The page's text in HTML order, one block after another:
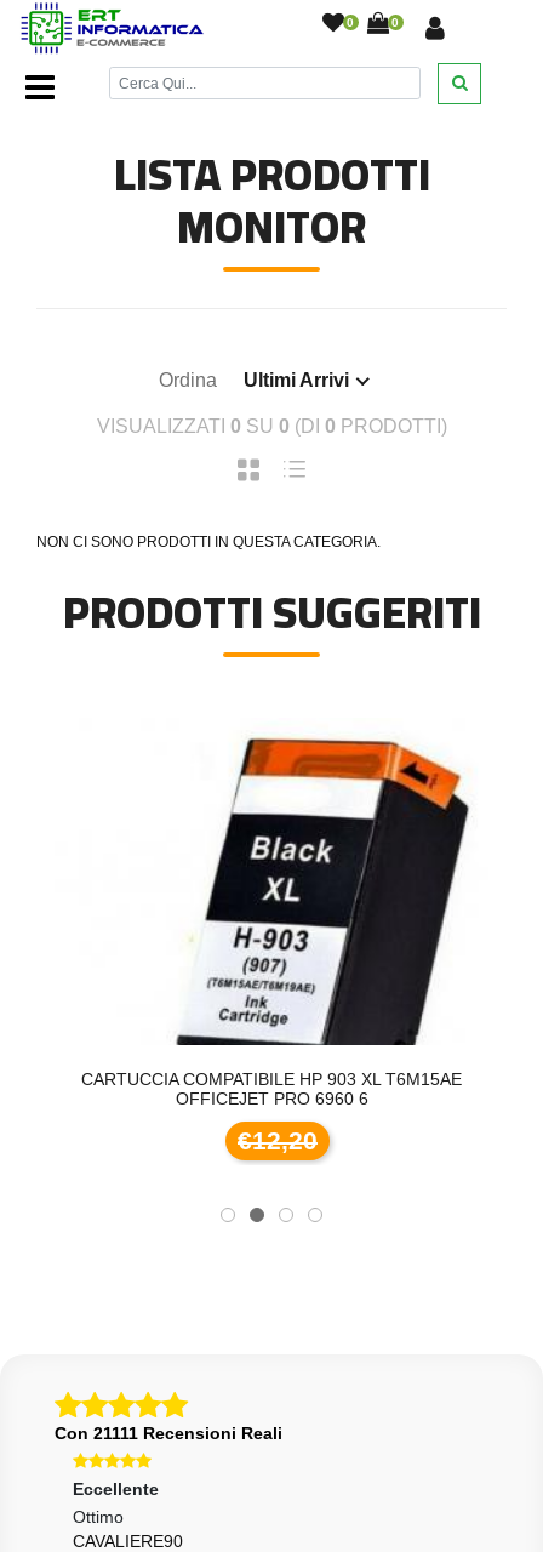
0 0
Home Page/Ricondizionati/Monitor/
LISTA PRODOTTI
MONITOR
Ordina Ultimi Arrivi
VISUALIZZATI 0 SU 0 (DI 0 PRODOTTI)
NON CI SONO PRODOTTI IN QUESTA CATEGORIA.
PRODOTTI SUGGERITI
CARTUCCIA COMPATIBILE HP 903 XL T6M15AE
OFFICEJET PRO 6960 6
€12,20
Con 21111 Recensioni Reali
Eccellente
Ottimo
CAVALIERE90